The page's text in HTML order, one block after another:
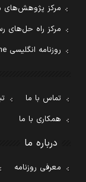
مرکز پژوهش‌های
مرکز راه حل‌های
روزنامه انگلیسی Financial Tribune
تماس با ما
همکاری با ما
درباره ما
معرفی روزنامه